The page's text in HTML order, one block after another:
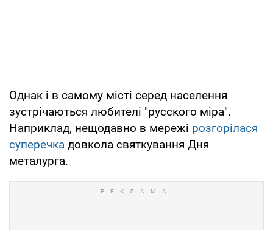
Однак і в самому місті серед населення
зустрічаються любителі "русского міра".
Наприклад, нещодавно в мережі розгорілася
суперечка довкола святкування Дня
металурга.